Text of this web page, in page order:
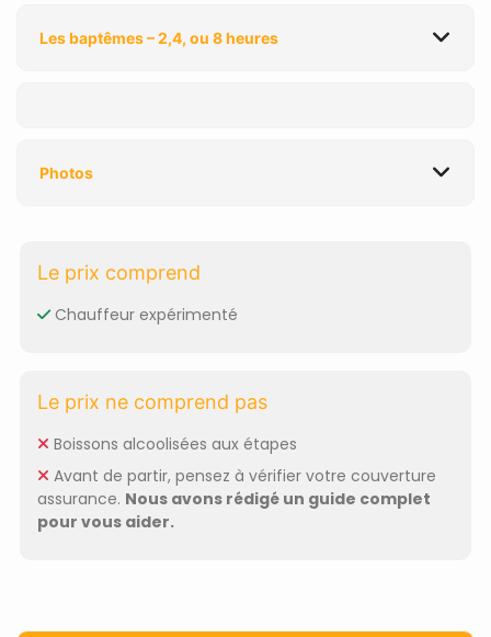
Les baptêmes – 2,4, ou 8 heures
Photos
Le prix comprend
Chauffeur expérimenté
Le prix ne comprend pas
Boissons alcoolisées aux étapes
Avant de partir, pensez à vérifier votre couverture
assurance. Nous avons rédigé un guide complet
pour vous aider.